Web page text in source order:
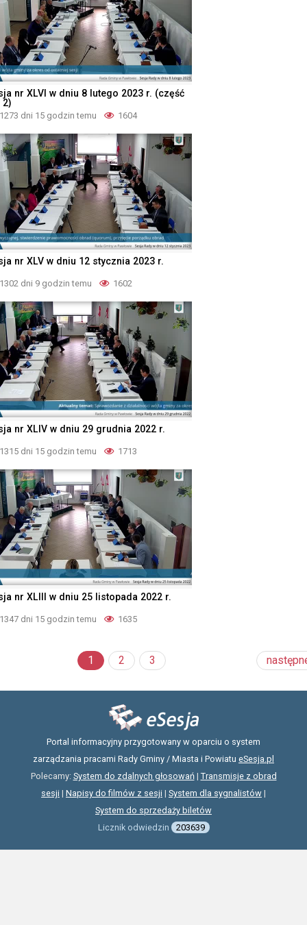
nr XLVI w dniu 8 lutego 2023 r. (część
2)
1273 dni 15 godzin temu 1604
nr XLV w dniu 12 stycznia 2023 r.
1302 dni 9 godzin temu 1602
nr XLIV w dniu 29 grudnia 2022 r.
1315 dni 15 godzin temu 1713
nr XLIII w dniu 25 listopada 2022 r.
1347 dni 15 godzin temu 1635
1 2 3
Portal informacyjny przygotowany w oparciu o system
zarządzania pracami Rady Gminy / Miasta i Powiatu eSesja.pl
Polecamy: System do zdalnych głosowań| Transmisje z obrad
sesji | Napisy do filmów z sesji | System dla sygnalistów |
System do sprzedaży biletów
Licznik odwiedzin
203639